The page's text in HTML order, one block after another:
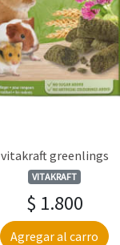
vitakraft greenlings
VITAKRAFT
$ 1.800
Agregar al carro